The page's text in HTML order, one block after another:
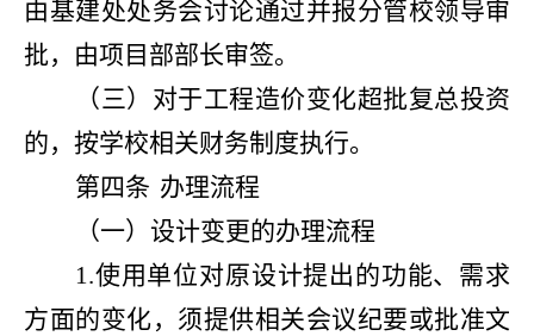
由基建处处务会讨论通过并报分管校领导审
批，由项目部部长审签。
（三）对于工程造价变化超批复总投资
的，按学校相关财务制度执行。
第四条 办理流程
（一）设计变更的办理流程
1.使用单位对原设计提出的功能、需求
方面的变化，须提供相关会议纪要或批准文